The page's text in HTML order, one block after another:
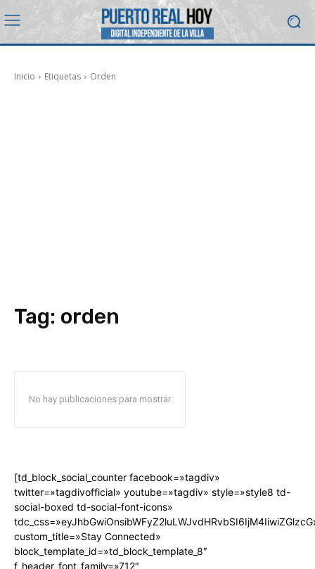
Inicio Etiquetas Orden
Tag: orden
No hay publicaciones para mostrar
[td_block_social_counter facebook=»tagdiv»
twitter=»tagdivofficial» youtube=»tagdiv» style=»style8 td-
social-boxed td-social-font-icons»
custom_title=»Stay Connected»
block_template_id=»td_block_template_8″
f_header_font_family=»712″